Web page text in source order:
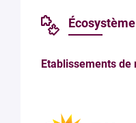
Écosystème
Etablissements de